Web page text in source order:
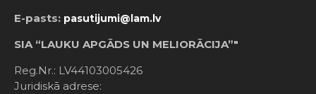
E-pasts: pasutijumi@lam.lv
SIA “LAUKU APGĀDS UN MELIORĀCIJA”"
Reg.Nr.: LV44103005426
Juridiskā adrese: